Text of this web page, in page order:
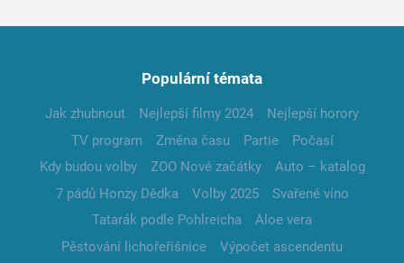
Populární témata
Jak zhubnout Nejlepší filmy 2024
Nejlepší horory
TV program
Změna času Partie
Počasí
Kdy budou volby
ZOO Nové začátky
Auto – katalog
7 pádů Honzy Dědka
Volby 2025
Svařené víno
Tatarák podle Pohlreicha
Aloe vera
Pěstování lichořeřišnice
Výpočet ascendentu